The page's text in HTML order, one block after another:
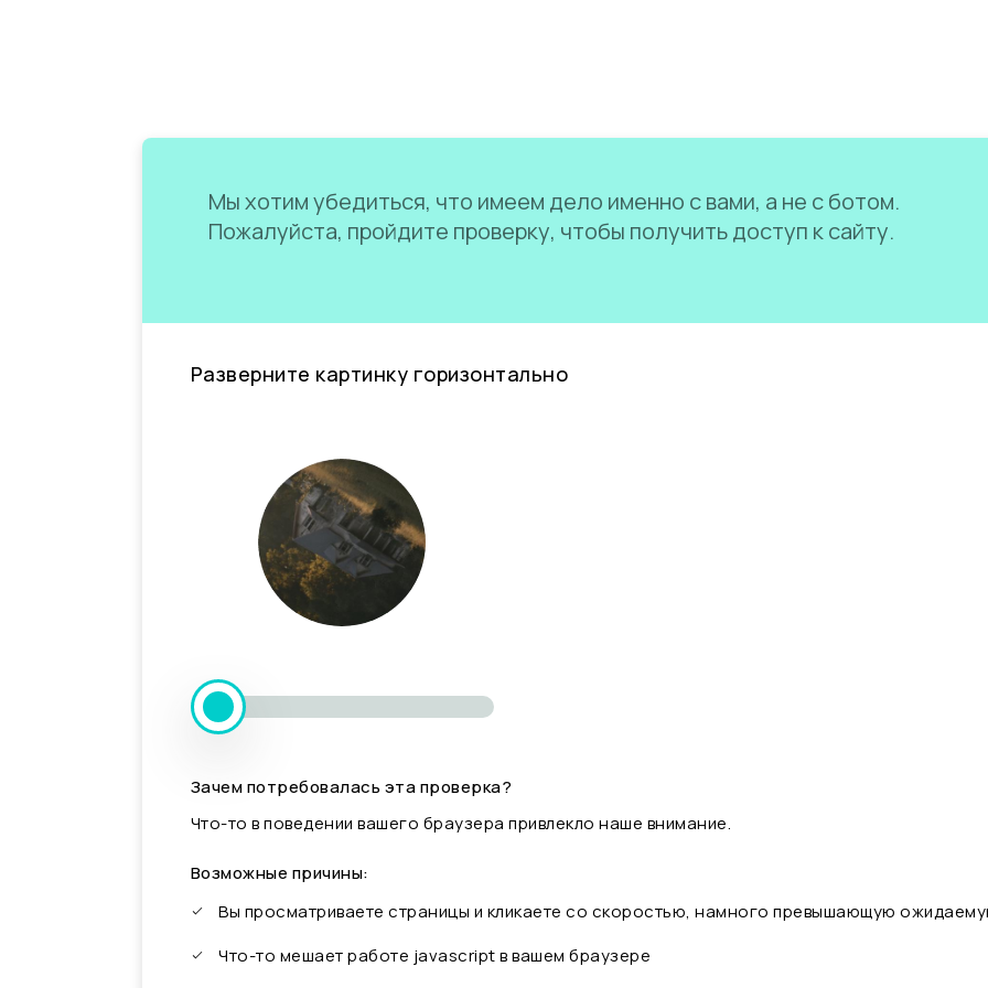
Мы хотим убедиться, что имеем дело именно с вами, а не с ботом.
Пожалуйста, пройдите проверку, чтобы получить доступ к сайту.
Разверните картинку горизонтально
Зачем потребовалась эта проверка?
Что-то в поведении вашего браузера привлекло наше внимание.
Возможные причины:
Вы просматриваете страницы и кликаете со скоростью, намного превышающую
Что-то мешает работе javascript в вашем браузере